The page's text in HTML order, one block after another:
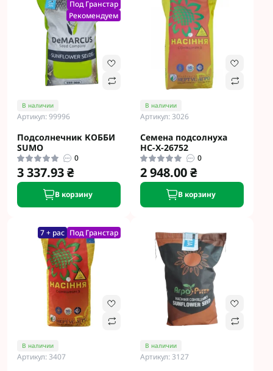
Под Гранстар
Рекомендуем
В наличии
Артикул: 99996
Подсолнечник КОББИ
SUMO
0
3 337.93 ₴
В корзину
В наличии
Артикул: 3026
Семена подсолнуха
НС-Х-26752
0
2 948.00 ₴
В корзину
7 + рас Под Гранстар
В наличии
Артикул: 3407
В наличии
Артикул: 3127